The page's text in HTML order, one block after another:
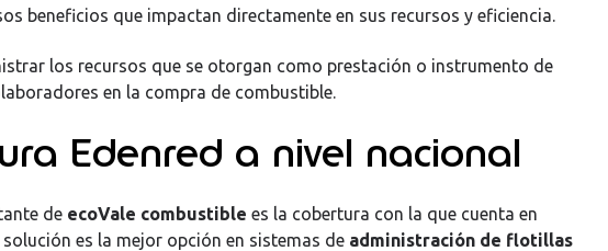
beneficios que impactan directamente en sus recursos y eficiencia.
los recursos que se otorgan como prestación o instrumento de
en la compra de combustible.
Edenred a nivel nacional
de ecoVale combustible es la cobertura con la que cuenta en
es la mejor opción en sistemas de administración de flotillas